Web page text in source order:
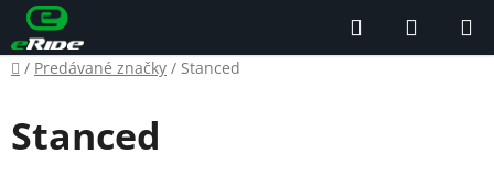
Prejsť
na
obsah
Hľadať
KOŠÍK
Domov
/ Predávané značky / Stanced
Stanced